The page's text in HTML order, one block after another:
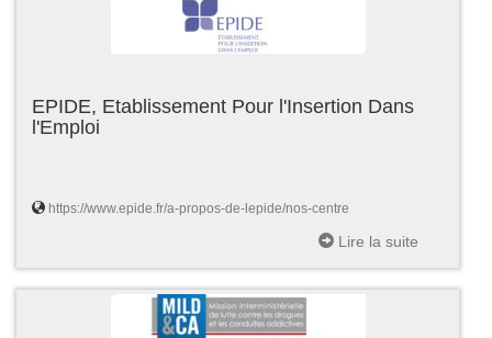
EPIDE, Etablissement Pour l'Insertion Dans
l'Emploi
https://www.epide.fr/a-propos-de-lepide/nos-centre
Lire la suite